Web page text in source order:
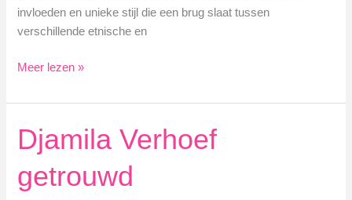
invloeden en unieke stijl die een brug slaat tussen
verschillende etnische en
Waar
Ali
geboren?
Meer lezen »
Djamila Verhoef
getrouwd